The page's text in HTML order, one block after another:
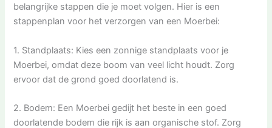
belangrijke stappen die je moet volgen. Hier is een
stappenplan voor het verzorgen van een Moerbei:
1. Standplaats: Kies een zonnige standplaats voor je
Moerbei, omdat deze boom van veel licht houdt. Zorg
ervoor dat de grond goed doorlatend is.
2. Bodem: Een Moerbei gedijt het beste in een goed
doorlatende bodem die rijk is aan organische stof. Zorg